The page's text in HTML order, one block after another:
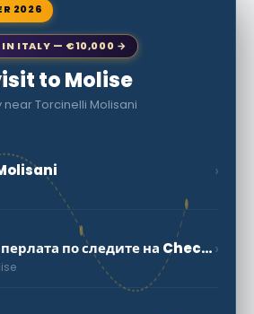
2026
IN ITALY — €10,000 →
to Molise
Torcinelli Molisani
›
Limosano: перлата по следите на Checco Zalone›